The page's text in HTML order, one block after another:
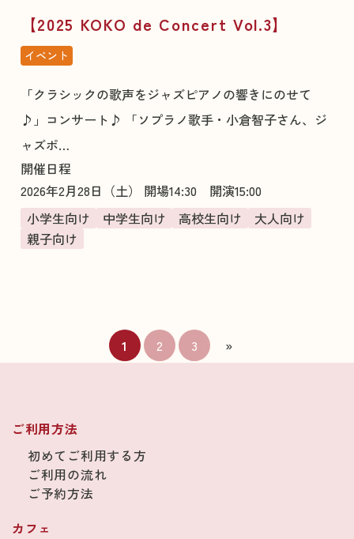
【2025 KOKO de Concert Vol.3】
イベント
「クラシックの歌声をジャズピアノの響きにのせて
♪」コンサート♪ 「ソプラノ歌手・小倉智子さん、ジ
ャズポ…
開催日程
2026年2月28日（土） 開場14:30 開演15:00
小学生向け
中学生向け 高校生向け
大人向け
親子向け
1 2 3 »
ご利用方法
初めてご利用する方
ご利用の流れ
ご予約方法
カフェ